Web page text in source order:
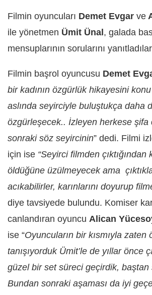
Filmin oyuncuları Demet Evgar ve
ile yönetmen Ümit Ünal, galada
mensuplarının sorularını
Filmin başrol oyuncusu Demet
bir kadının özgürlük hikayesini
aslında seyirciyle buluştukça daha
özgürleşecek.. İzleyen herkese şifa
sonraki söz seyircinin” dedi. Filmi
için ise “Seyirci filmden çıktığından
öldüğüne üzülmeyecek ama
acıkabilirler, karınlarını doyurup
diye tavsiyede bulundu. Komiser
canlandıran oyuncu Alican
ise “Oyuncuların bir kısmıyla zaten
tanışıyorduk Ümit’le de yıllar önce
güzel bir set süreci geçirdik, baştan
Bundan sonraki aşaması da iyi